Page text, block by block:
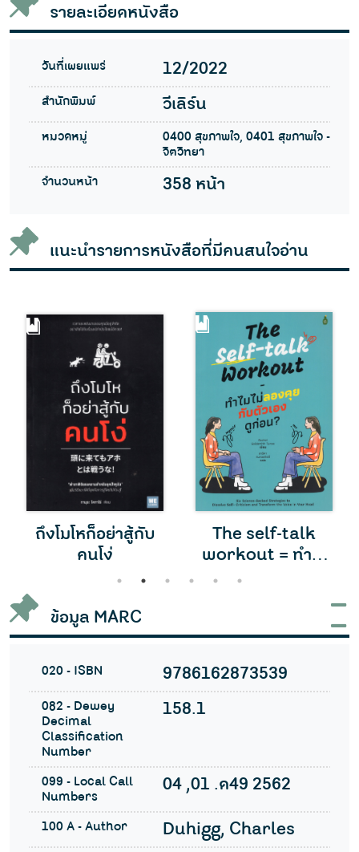
รายละเอียดหนังสือ
วันที่เผยแพร่ 12/2022
สำนักพิมพ์ วีเลิร์น
หมวดหมู่
0400 สุขภาพใจ, 0401 สุขภาพใจ -
จิตวิทยา
จำนวนหน้า
358 หน้า
แนะนำรายการหนังสือที่มีคนสนใจอ่าน
ถึงโมโหก็อย่าสู้กับ
คนโง่
The self-talk
workout = ทำไม
ไม่ลองคุยกับตัวเอง
1 2 3 4 5 6
ข้อมูล MARC
020 - ISBN 9786162873539
082 - Dewey
Decimal
Classification
Number
158.1
099 - Local Call
Numbers
04 ,01 .ด49 2562
100 A - Author Duhigg, Charles